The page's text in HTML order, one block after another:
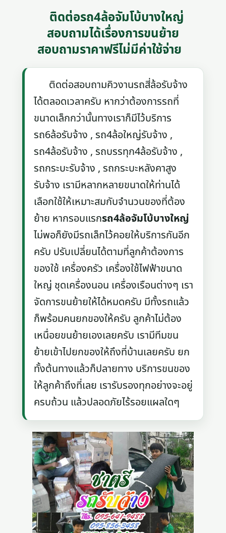
ติดต่อรถ4ล้อจัมโบ้บางใหญ่
สอบถามได้เรื่องการขนย้าย
สอบถามราคาฟรีไม่มีค่าใช้จ่าย
ติดต่อสอบถามคิวงานรถสี่ล้อรับจ้าง
ได้ตลอดเวลาครับ หากว่าต้องการรถที่
ขนาดเล็กกว่านั้นทางเราก็มีไว้บริการ
รถ6ล้อรับจ้าง , รถ4ล้อใหญ่รับจ้าง ,
รถ4ล้อรับจ้าง , รถบรรทุก4ล้อรับจ้าง ,
รถกระบะรับจ้าง , รถกระบะหลังคาสูง
รับจ้าง เรามีหลากหลายขนาดให้ท่านได้
เลือกใช้ให้เหมาะสมกับจำนวนของที่ต้อง
ย้าย หากรอบแรกรถ4ล้อจัมโบ้บางใหญ่
ไม่พอก็ยังมีรถเล็กไว้คอยให้บริการกันอีก
ครับ ปรับเปลี่ยนได้ตามที่ลูกค้าต้องการ
ของใช้ เครื่องครัว เครื่องใช้ไฟฟ้าขนาด
ใหญ่ ชุดเครื่องนอน เครื่องเรือนต่างๆ เรา
จัดการขนย้ายให้ได้หมดครับ มีทั้งรถแล้ว
ก็พร้อมคนยกของให้ครับ ลูกค้าไม่ต้อง
เหนื่อยขนย้ายเองเลยครับ เรามีทีมขน
ย้ายเข้าไปยกของให้ถึงที่บ้านเลยครับ ยก
ทั้งต้นทางแล้วก็ปลายทาง บริการขนของ
ให้ลูกค้าถึงที่เลย เรารับรองทุกอย่างจะอยู่
ครบถ้วน แล้วปลอดภัยไร้รอยแผลใดๆ